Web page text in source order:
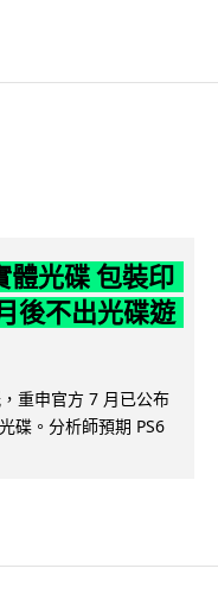
光碟 包裝印
後不出光碟遊
重申官方 7 月已公布
碟。分析師預期 PS6